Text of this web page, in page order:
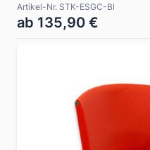
Artikel-Nr. STK-ESGC-Bl
ab 135,90 €